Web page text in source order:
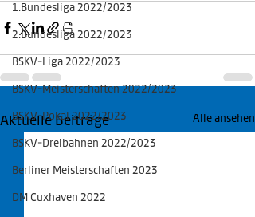
1.Bundesliga 2022/2023
2.Bundesliga 2022/2023
BSKV-Liga 2022/2023
BSKV-Meisterschaften 2022/2023
BSKV-Pokal 2022/2023
BSKV-Dreibahnen 2022/2023
Berliner Meisterschaften 2023
DM Cuxhaven 2022
Aktuelle Beiträge Alle ansehen